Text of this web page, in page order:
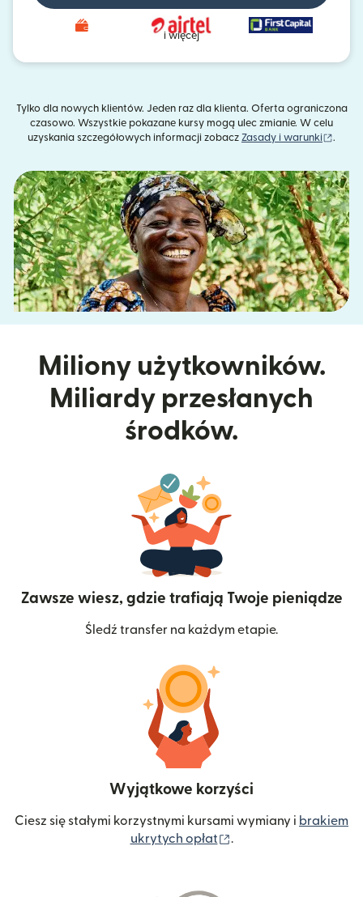
i więcej
Tylko dla nowych klientów. Jeden raz dla klienta. Oferta ograniczona
czasowo. Wszystkie pokazane kursy mogą ulec zmianie. W celu
uzyskania szczegółowych informacji zobacz Zasady i warunki .
Miliony użytkowników.
Miliardy przesłanych
środków.
Zawsze wiesz, gdzie trafiają Twoje pieniądze
Śledź transfer na każdym etapie.
Wyjątkowe korzyści
Ciesz się stałymi korzystnymi kursami wymiany i brakiem
ukrytych opłat
.